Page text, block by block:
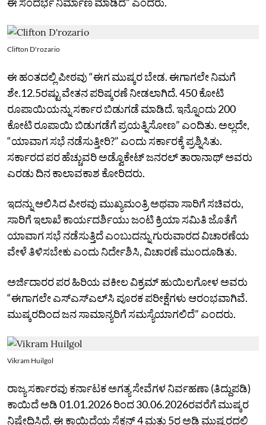
Clifton D'rozario
ಈ ಹಂತದಲ್ಲಿ ಪೀಠವು “ಈಗ ಮುಷ್ಕರ ಬೇಡ. ಈಗಾಗಲೇ ನಿಮಗೆ
ಶೇ.12.5ರಷ್ಟು ವೇತನ ಪರಿಷ್ಕರಣೆ ನೀಡಲಾಗಿದೆ. 450 ಕೋಟಿ
ರೂಪಾಯಿಯನ್ನು ಸರ್ಕಾರ ಬಿಡುಗಡೆ ಮಾಡಿದೆ. ಇನ್ನೊಂದು 200
ಕೋಟಿ ರೂಪಾಯಿ ಬಿಡುಗಡೆಗೆ ಪ್ರಯತ್ನಿಸೋಣ” ಎಂದಿತು. ಅಲ್ಲದೇ,
“ಯಾವಾಗ ಸಭೆ ನಡೆಸುತ್ತೀರಿ?” ಎಂದು ಸರ್ಕಾರಕ್ಕೆ ಪ್ರಶ್ನಿಸಿತು.
ಸರ್ಕಾರದ ಪರ ಹೆಚ್ಚುವರಿ ಅಡ್ವೊಕೇಟ್‌ ಜನರಲ್‌ ತಾರಾನಾಥ್‌ ಅವರು
ಎರಡು ದಿನ ಕಾಲಾವಕಾಶ ಕೋರಿದರು.
ಇದನ್ನು ಆಲಿಸಿದ ಪೀಠವು ಮುಖ್ಯಮಂತ್ರಿ ಅಥವಾ ಸಾರಿಗೆ ಸಚಿವರು,
ಸಾರಿಗೆ ಇಲಾಖೆ ಕಾರ್ಯದರ್ಶಿಯು ಜಂಟಿ ಕ್ರಿಯಾ ಸಮಿತಿ ಜೊತೆಗೆ
ಯಾವಾಗ ಸಭೆ ನಡೆಸುತ್ತಿದೆ ಎಂಬುದನ್ನು ಗುರುವಾರದ ವಿಚಾರಣೆಯ
ವೇಳೆ ತಿಳಿಸಬೇಕು ಎಂದು ನಿರ್ದೇಶಿಸಿ, ವಿಚಾರಣೆ ಮುಂದೂಡಿತು.
ಅರ್ಜಿದಾರರ ಪರ ಹಿರಿಯ ವಕೀಲ ವಿಕ್ರಮ್‌ ಹುಯಿಲಗೋಳ ಅವರು
“ಈಗಾಗಲೇ ಎಸ್‌ಎಸ್‌ಎಲ್‌ಸಿ ಪೂರಕ ಪರೀಕ್ಷೆಗಳು ಆರಂಭವಾಗಿವೆ.
ಮುಷ್ಕರದಿಂದ ಜನ ಸಾಮಾನ್ಯರಿಗೆ ಸಮಸ್ಯೆಯಾಗಲಿದೆ” ಎಂದರು.
Vikram Huilgol
ರಾಜ್ಯ ಸರ್ಕಾರವು ಕರ್ನಾಟಕ ಅಗತ್ಯ ಸೇವೆಗಳ ನಿರ್ವಹಣಾ (ತಿದ್ದುಪಡಿ)
ಕಾಯಿದೆ ಅಡಿ 01.01.2026 ರಿಂದ 30.06.2026ರವರೆಗೆ ಮುಷ್ಕರ
ನಿಷೇಧಿಸಿದೆ. ಈ ಕಾಯಿದೆಯ ಸೆಕ್ಷನ್‌ 4 ಮತ್ತು 5ರ ಅಡಿ ಮುಷ್ಕರದಲ್ಲಿ